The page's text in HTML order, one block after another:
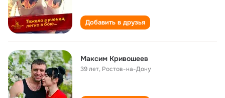
Добавить в друзья
Максим Кривошеев
39 лет, Ростов-на-Дону